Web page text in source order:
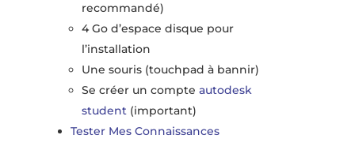
recommandé)
4 Go d’espace disque pour
l’installation
Une souris (touchpad à bannir)
Se créer un compte autodesk
student(important)
Tester Mes Connaissances